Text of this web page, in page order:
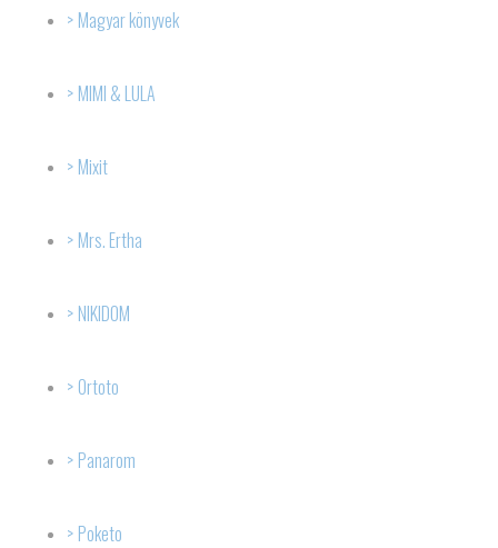
Magyar könyvek
MIMI & LULA
Mixit
Mrs. Ertha
NIKIDOM
Ortoto
Panarom
Poketo